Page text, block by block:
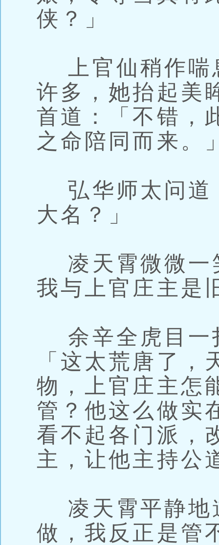
侠？」
上官仙稍作喘
许多，她抬起美
首道：「不错，
之命陪同而来。
弘华师太问道
大名？」
凌天霄微微一
我与上官庄主是
余辛全虎目一
「这太荒唐了
物，上官庄主怎
管？他这么做实
看不起各门派，
主，让他主持公
凌天霄平静地
做，我反正是管